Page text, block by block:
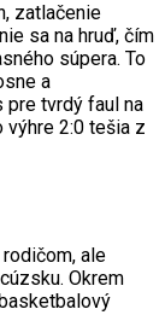
zatlačenie
sa na hruď, čím
súpera. To
a
pre tvrdý faul na
výhre 2:0 tešia z
ale
Okrem